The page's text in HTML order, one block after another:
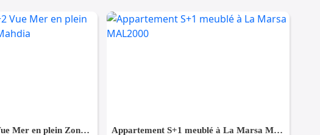
Pour Vacance s+2 Vue Mer en plein Zone Touristique Mahdia Appartement S+1 meublé à La Marsa MAL2000